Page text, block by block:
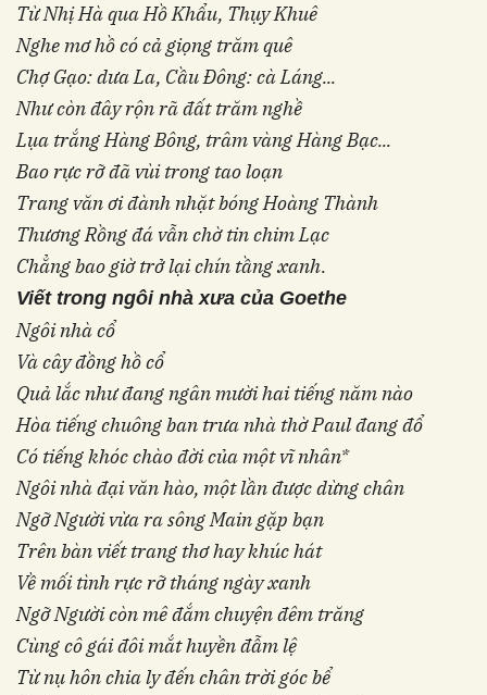
Từ Nhị Hà qua Hồ Khẩu, Thụy Khuê
Nghe mơ hồ có cả giọng trăm quê
Chợ Gạo: dưa La, Cầu Đông: cà Láng...
Như còn đây rộn rã đất trăm nghề
Lụa trắng Hàng Bông, trâm vàng Hàng Bạc...
Bao rực rỡ đã vùi trong tao loạn
Trang văn ơi đành nhặt bóng Hoàng Thành
Thương Rồng đá vẫn chờ tin chim Lạc
Chẳng bao giờ trở lại chín tầng xanh.
Viết trong ngôi nhà xưa của Goethe
Ngôi nhà cổ
Và cây đồng hồ cổ
Quả lắc như đang ngân mười hai tiếng năm nào
Hòa tiếng chuông ban trưa nhà thờ Paul đang đổ
Có tiếng khóc chào đời của một vĩ nhân*
Ngôi nhà đại văn hào, một lần được dừng chân
Ngỡ Người vừa ra sông Main gặp bạn
Trên bàn viết trang thơ hay khúc hát
Về mối tình rực rỡ tháng ngày xanh
Ngỡ Người còn mê đắm chuyện đêm trăng
Cùng cô gái đôi mắt huyền đẫm lệ
Từ nụ hôn chia ly đến chân trời góc bể